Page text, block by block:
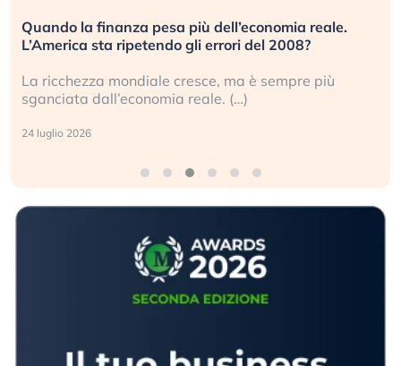
Quando la finanza pesa più dell’economia reale.
L’America sta ripetendo gli errori del 2008?
La ricchezza mondiale cresce, ma è sempre più
sganciata dall’economia reale. (…)
24 luglio 2026